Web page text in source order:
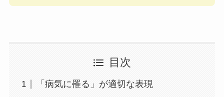
目次
「病気に罹る」が適切な表現